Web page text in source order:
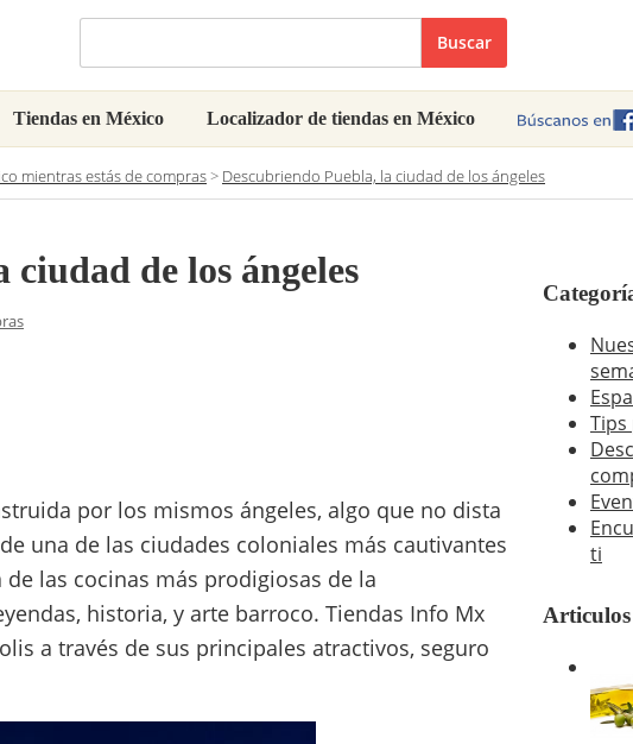
Buscar
Tiendas en México Localizador de tiendas en México
mientras estás de compras> Descubriendo Puebla, la ciudad de los ángeles
de los ángeles
por los mismos ángeles, algo que no dista
una de las ciudades coloniales más cautivantes
las cocinas más prodigiosas de la
historia, y arte barroco. Tiendas Info Mx
a través de sus principales atractivos, seguro
ti